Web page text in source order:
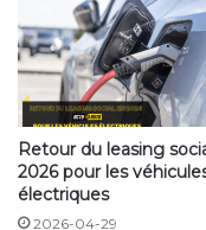
de dégivrant qu’il
et arrière ainsi que
de l’aerosol est tout
pas le cas de tous
heureusement
Retour du leasing
2026 pour les
électriques
2026-04-29